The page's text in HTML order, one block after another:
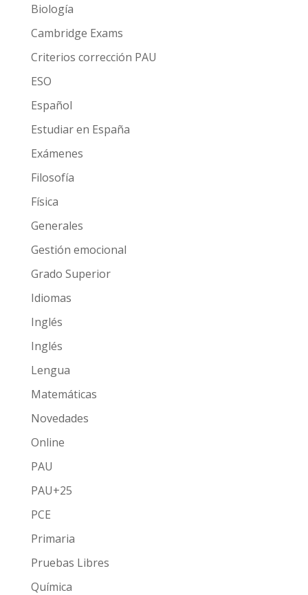
Biología
Cambridge Exams
Criterios corrección PAU
ESO
Español
Estudiar en España
Exámenes
Filosofía
Física
Generales
Gestión emocional
Grado Superior
Idiomas
Inglés
Inglés
Lengua
Matemáticas
Novedades
Online
PAU
PAU+25
PCE
Primaria
Pruebas Libres
Química